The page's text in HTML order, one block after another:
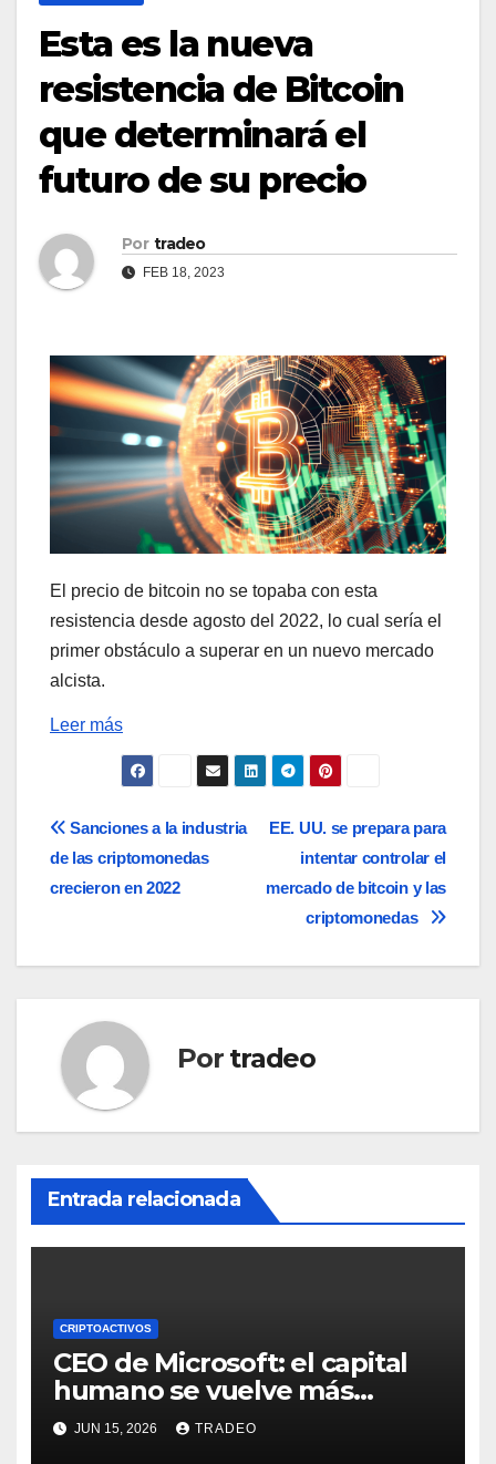
Esta es la nueva
resistencia de Bitcoin
que determinará el
futuro de su precio
Por tradeo
FEB 18, 2023
El precio de bitcoin no se topaba con esta
resistencia desde agosto del 2022, lo cual sería el
primer obstáculo a superar en un nuevo mercado
alcista.
Leer más
Navegación
de
EE. UU. se prepara para
intentar controlar el
mercado de bitcoin y las
criptomonedas
Sanciones a la industria
de las criptomonedas
crecieron en 2022
Por tradeo
Entrada relacionada
CRIPTOACTIVOS
CEO de Microsoft: el capital
humano se vuelve más
valioso a medida que crece la
IA
JUN 15, 2026 TRADEO